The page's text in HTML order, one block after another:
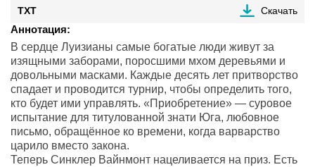
TXT Скачать
Аннотация:
В сердце Луизианы самые богатые люди живут за
изящными заборами, поросшими мхом деревьями и
довольными масками. Каждые десять лет притворство
спадает и проводится турнир, чтобы определить того,
кто будет ими управлять. «Приобретение» — суровое
испытание для титулованной знати Юга, любовное
письмо, обращённое ко времени, когда варварство
царило вместо закона.
Теперь Синклер Вайнмонт нацеливается на приз. Есть